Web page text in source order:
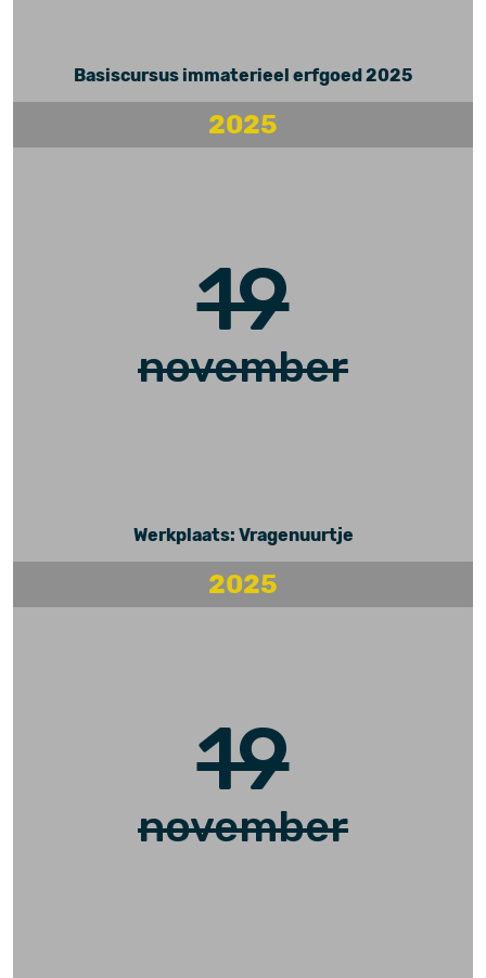
Basiscursus immaterieel erfgoed 2025
2025
19
november
Werkplaats: Vragenuurtje
2025
19
november